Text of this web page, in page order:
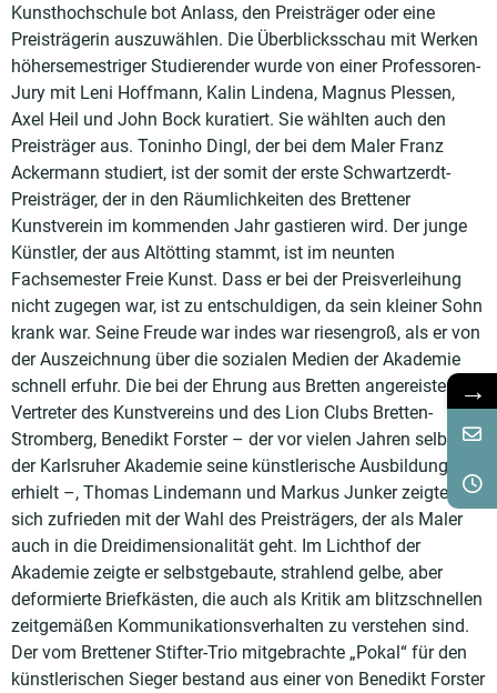
Kunsthochschule bot Anlass, den Preisträger oder eine
Preisträgerin auszuwählen. Die Überblicksschau mit Werken
höhersemestriger Studierender wurde von einer Professoren-
Jury mit Leni Hoffmann, Kalin Lindena, Magnus Plessen,
Axel Heil und John Bock kuratiert. Sie wählten auch den
Preisträger aus. Toninho Dingl, der bei dem Maler Franz
Ackermann studiert, ist der somit der erste Schwartzerdt-
Preisträger, der in den Räumlichkeiten des Brettener
Kunstverein im kommenden Jahr gastieren wird. Der junge
Künstler, der aus Altötting stammt, ist im neunten
Fachsemester Freie Kunst. Dass er bei der Preisverleihung
nicht zugegen war, ist zu entschuldigen, da sein kleiner Sohn
krank war. Seine Freude war indes war riesengroß, als er von
der Auszeichnung über die sozialen Medien der Akademie
schnell erfuhr. Die bei der Ehrung aus Bretten angereisten
Vertreter des Kunstvereins und des Lion Clubs Bretten-
Stromberg, Benedikt Forster – der vor vielen Jahren selbst an
der Karlsruher Akademie seine künstlerische Ausbildung
erhielt –, Thomas Lindemann und Markus Junker zeigten
sich zufrieden mit der Wahl des Preisträgers, der als Maler
auch in die Dreidimensionalität geht. Im Lichthof der
Akademie zeigte er selbstgebaute, strahlend gelbe, aber
deformierte Briefkästen, die auch als Kritik am blitzschnellen
zeitgemäßen Kommunikationsverhalten zu verstehen sind.
Der vom Brettener Stifter-Trio mitgebrachte „Pokal“ für den
künstlerischen Sieger bestand aus einer von Benedikt Forster
→